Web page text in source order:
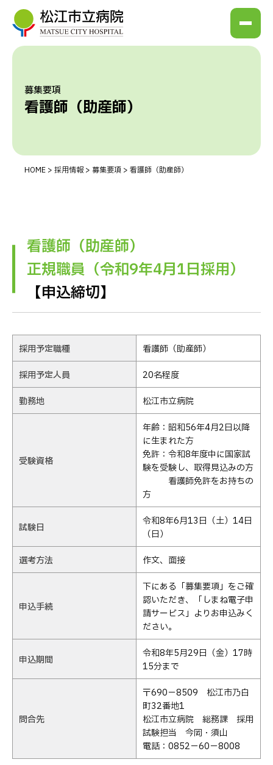
募集要項
看護師（助産師）
HOME 採用情報 募集要項 看護師（助産師）
看護師（助産師）
正規職員（令和9年4月1日採用）
【申込締切】
採用予定職種 看護師（助産師）
採用予定人員 20名程度
勤務地 松江市立病院
受験資格
年齢：昭和56年4月2日以降
に生まれた方
免許：令和8年度中に国家試
験を受験し、取得見込みの方
看護師免許をお持ちの
方
試験日
令和8年6月13日（土）14日
（日）
選考方法 作文、面接
申込手続
下にある「募集要項」をご確
認いただき、「しまね電子申
請サービス」よりお申込みく
ださい。
申込期間
令和8年5月29日（金）17時
15分まで
問合先
〒690－8509 松江市乃白
町32番地1
松江市立病院 総務課 採用
試験担当 今岡・須山
電話：0852－60－8008